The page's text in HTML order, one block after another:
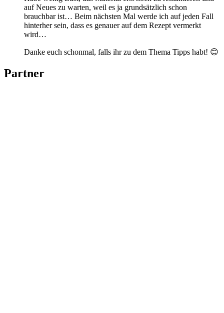
auf Neues zu warten, weil es ja grundsätzlich schon
brauchbar ist… Beim nächsten Mal werde ich auf jeden Fall
hinterher sein, dass es genauer auf dem Rezept vermerkt
wird…
Danke euch schonmal, falls ihr zu dem Thema Tipps habt! 😊
Partner